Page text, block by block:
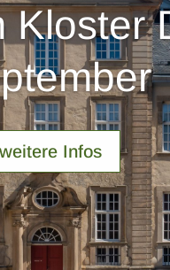
Kloster
weitere Infos